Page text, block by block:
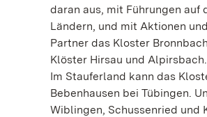
daran aus, mit Führungen auf
Ländern, und mit Aktionen
Partner das Kloster
Klöster Hirsau und
Im Stauferland kann das
Bebenhausen bei Tübingen.
Wiblingen, Schussenried und